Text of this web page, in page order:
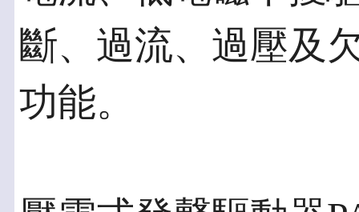
斷、過流、過壓及
功能。